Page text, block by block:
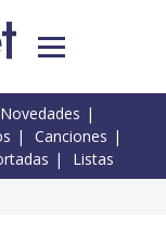
Novedades
Canciones
Listas